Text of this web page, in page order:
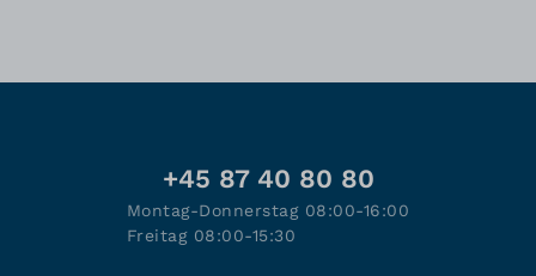
+45 87 40 80 80
Montag-Donnerstag 08:00-16:00
Freitag 08:00-15:30